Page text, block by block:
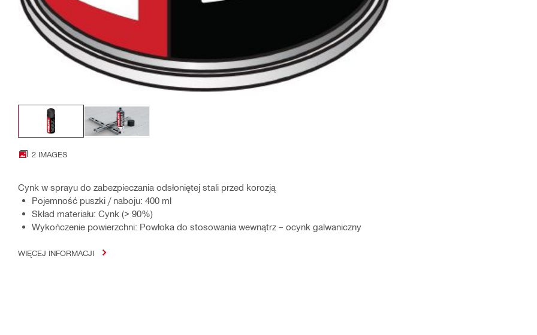
2 IMAGES
Cynk w sprayu do zabezpieczania odsłoniętej stali przed korozją
Pojemność puszki / naboju: 400 ml
Skład materiału: Cynk (> 90%)
Wykończenie powierzchni: Powłoka do stosowania wewnątrz – ocynk galwaniczny
WIĘCEJ INFORMACJI